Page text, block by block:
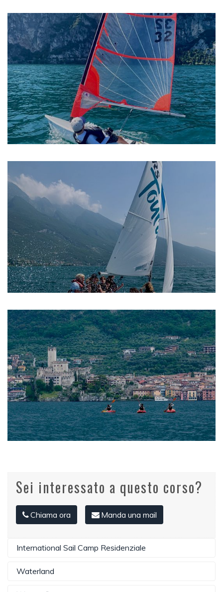
Sei interessato a questo corso?
Chiama ora Manda una mail
International Sail Camp Residenziale
Waterland